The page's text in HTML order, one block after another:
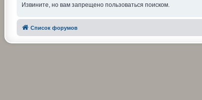
Извините, но вам запрещено пользоваться поиском.
Список форумов